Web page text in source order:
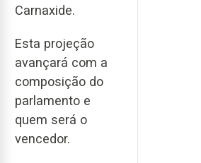
Carnaxide.
Esta projeção
avançará com a
composição do
parlamento e
quem será o
vencedor.